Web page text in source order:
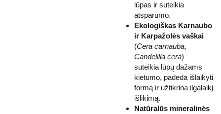
lūpas ir suteikia
atsparumo.
Ekologiškas Karnaubo
ir Karpažolės vaškai
(Cera carnauba,
Candelilla cera) –
suteikia lūpų dažams
kietumo, padeda išlaikyti
formą ir užtikrina ilgalaikį
išlikimą.
Natūralūs mineralinės